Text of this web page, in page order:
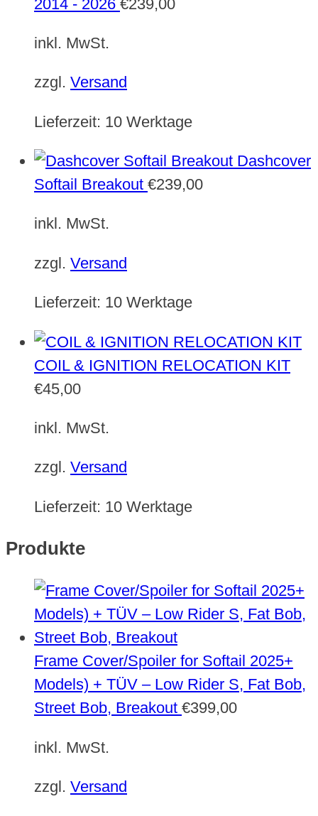
2014 - 2026 €239,00
inkl. MwSt.
zzgl. Versand
Lieferzeit: 10 Werktage
Dashcover
Softail Breakout €239,00
inkl. MwSt.
zzgl. Versand
Lieferzeit: 10 Werktage
COIL & IGNITION RELOCATION KIT
€45,00
inkl. MwSt.
zzgl. Versand
Lieferzeit: 10 Werktage
Produkte
Frame Cover/Spoiler for Softail 2025+
Models) + TÜV – Low Rider S, Fat Bob,
Street Bob, Breakout €399,00
inkl. MwSt.
zzgl. Versand